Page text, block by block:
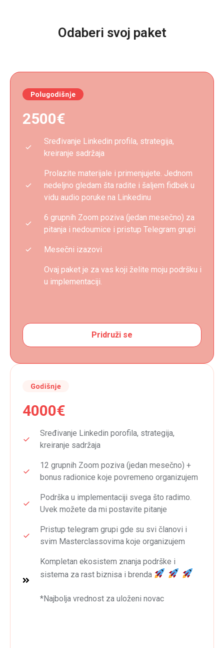
Odaberi svoj paket
2500€
Sređivanje Linkedin profila, strategija,
kreiranje sadržaja
Prolazite materijale i primenjujete. Jednom
nedeljno gledam šta radite i šaljem fidbek u
vidu audio poruke na Linkedinu
6 grupnih Zoom poziva (jedan mesečno) za
pitanja i nedoumice i pristup Telegram grupi
Mesečni izazovi
Ovaj paket je za vas koji želite moju podršku i
u implementaciji.
Pridruži se
4000€
Sređivanje Linkedin porofila, strategija,
kreiranje sadržaja
12 grupnih Zoom poziva (jedan mesečno) +
bonus radionice koje povremeno organizujem
Podrška u implementaciji svega što radimo.
Uvek možete da mi postavite pitanje
Pristup telegram grupi gde su svi članovi i
svim Masterclassovima koje organizujem
Kompletan ekosistem znanja podrške i
sistema za rast biznisa i brenda
*Najbolja vrednost za uloženi novac